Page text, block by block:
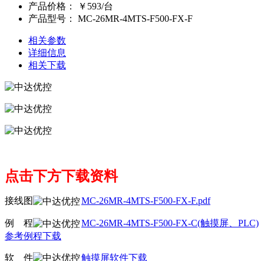
产品价格：
￥593/台
产品型号：
MC-26MR-4MTS-F500-FX-F
相关参数
详细信息
相关下载
点击下方下载资料
接线图 MC-26MR-4MTS-F500-FX-F.pdf
例 程
MC-26MR-4MTS-F500-FX-C(触摸屏、PLC)
参考例程下载
软 件 触摸屏软件下载